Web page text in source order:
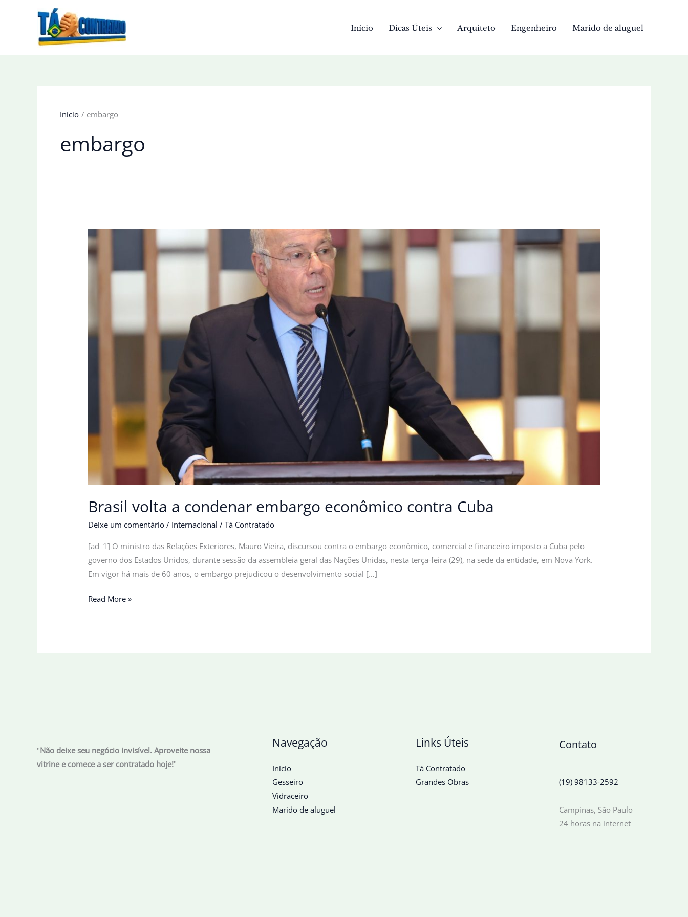
Início Dicas Úteis Arquiteto Engenheiro Marido de aluguel
Início embargo
embargo
Brasil volta a condenar embargo econômico contra Cuba
Deixe um comentário / Internacional /Tá Contratado
[ad_1] O ministro das Relações Exteriores, Mauro Vieira, discursou contra o embargo econômico, comercial e financeiro imposto a Cuba pelo
governo dos Estados Unidos, durante sessão da assembleia geral das Nações Unidas, nesta terça-feira (29), na sede da entidade, em Nova York.
Em vigor há mais de 60 anos, o embargo prejudicou o desenvolvimento social […]
Brasil
Read More »
"Não deixe seu negócio invisível. Aproveite nossa
vitrine e comece a ser contratado hoje!"
Navegação
Início
Gesseiro
Vidraceiro
Marido de aluguel
Links Úteis
Tá Contratado
Grandes Obras
Contato
(19) 98133-2592
Campinas, São Paulo
24 horas na internet